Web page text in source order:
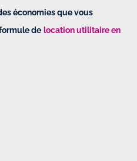
économies que vous
de location utilitaire en